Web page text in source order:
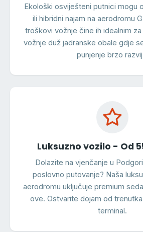
Ekološki osviješteni putnici mogu
ili hibridni najam na aerodromu
troškovi vožnje čine ih idealnim
vožnje duž jadranske obale gdje
punjenje brzo
Luksuzno vozilo - Od
Dolazite na vjenčanje u
poslovno putovanje? Naša
aerodromu uključuje premium
ove. Ostvarite dojam od
terminal.